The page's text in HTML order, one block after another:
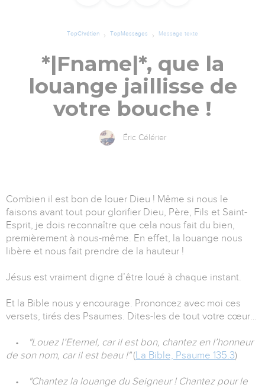
TopChrétien TopMessages Message texte
*|Fname|*, que la
louange jaillisse de
votre bouche !
Éric Célérier
Combien il est bon de louer Dieu ! Même si nous le
faisons avant tout pour glorifier Dieu, Père, Fils et Saint-
Esprit, je dois reconnaître que cela nous fait du bien,
premièrement à nous-même. En effet, la louange nous
libère et nous fait prendre de la hauteur !
Jésus est vraiment digne d’être loué à chaque instant.
Et la Bible nous y encourage. Prononcez avec moi ces
versets, tirés des Psaumes. Dites-les de tout votre cœur…
•
"Louez l’Eternel, car il est bon, chantez en l’honneur
de son nom, car il est beau !"(La Bible, Psaume 135.3)
•
"Chantez la louange du Seigneur ! Chantez pour le